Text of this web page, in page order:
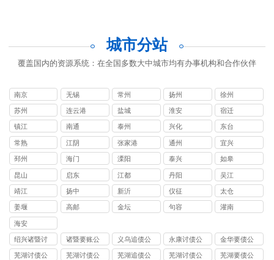
城市分站
覆盖国内的资源系统：在全国多数大中城市均有办事机构和合作伙伴
南京 无锡 常州 扬州 徐州
苏州 连云港 盐城 淮安 宿迁
镇江 南通 泰州 兴化 东台
常熟 江阴 张家港 通州 宜兴
邳州 海门 溧阳 泰兴 如皋
昆山 启东 江都 丹阳 吴江
靖江 扬中 新沂 仪征 太仓
姜堰 高邮 金坛 句容 灌南
海安
绍兴诸暨讨
债公司
诸暨要账公
司
义乌追债公
司
永康讨债公
司
金华要债公
司
芜湖讨债公
芜湖讨债公
芜湖追债公
芜湖讨债公
芜湖要债公